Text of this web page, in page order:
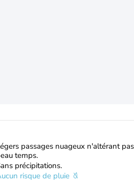
passages nuageux n'altérant
temps.
précipitations.
risque de pluie